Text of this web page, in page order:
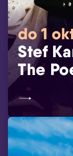
do 1
Stef
The